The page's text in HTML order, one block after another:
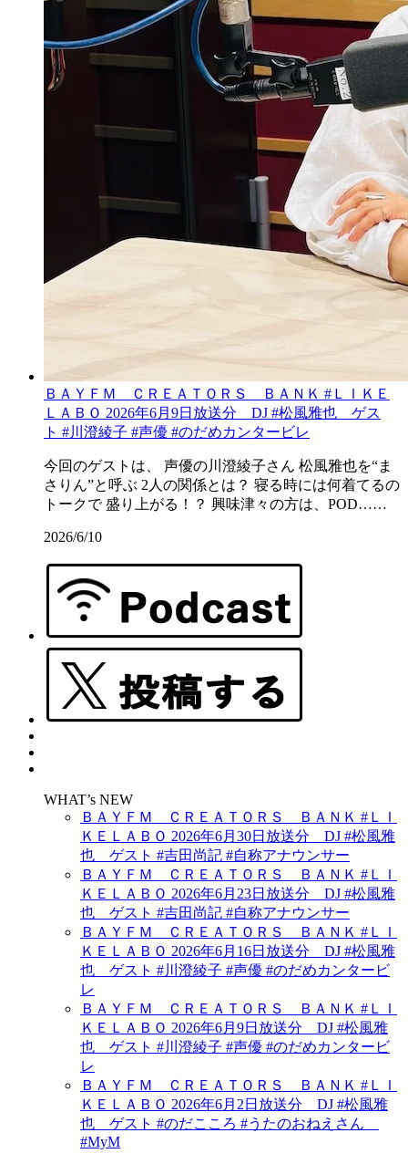
ＢＡＹＦＭ ＣＲＥＡＴＯＲＳ ＢＡＮＫ #ＬＩＫＥ
ＬＡＢＯ 2026年6月9日放送分 DJ #松風雅也 ゲス
ト #川澄綾子 #声優 #のだめカンタービレ
今回のゲストは、 声優の川澄綾子さん 松風雅也を“ま
さりん”と呼ぶ 2人の関係とは？ 寝る時には何着てるの
トークで 盛り上がる！？ 興味津々の方は、POD……
2026/6/10
WHAT’s NEW
ＢＡＹＦＭ ＣＲＥＡＴＯＲＳ ＢＡＮＫ #ＬＩ
ＫＥＬＡＢＯ 2026年6月30日放送分 DJ #松風雅
也 ゲスト #吉田尚記 #自称アナウンサー
ＢＡＹＦＭ ＣＲＥＡＴＯＲＳ ＢＡＮＫ #ＬＩ
ＫＥＬＡＢＯ 2026年6月23日放送分 DJ #松風雅
也 ゲスト #吉田尚記 #自称アナウンサー
ＢＡＹＦＭ ＣＲＥＡＴＯＲＳ ＢＡＮＫ #ＬＩ
ＫＥＬＡＢＯ 2026年6月16日放送分 DJ #松風雅
也 ゲスト #川澄綾子 #声優 #のだめカンタービ
レ
ＢＡＹＦＭ ＣＲＥＡＴＯＲＳ ＢＡＮＫ #ＬＩ
ＫＥＬＡＢＯ 2026年6月9日放送分 DJ #松風雅
也 ゲスト #川澄綾子 #声優 #のだめカンタービ
レ
ＢＡＹＦＭ ＣＲＥＡＴＯＲＳ ＢＡＮＫ #ＬＩ
ＫＥＬＡＢＯ 2026年6月2日放送分 DJ #松風雅
也 ゲスト #のだこころ #うたのおねえさん
#MyM